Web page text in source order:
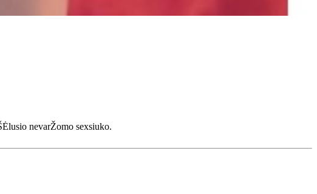
nevarŽomo sexsiuko.